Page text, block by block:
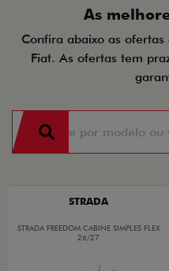
As
Confira abaixo as
Fiat. As ofertas tem
STRADA
STRADA FREEDOM CABINE SIMPLES FLEX
26/27